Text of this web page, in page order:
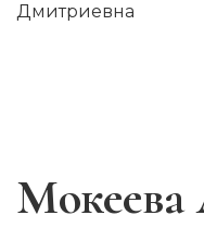
Дмитриевна
Мокеева